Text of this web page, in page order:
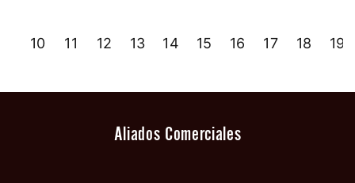
10 11 12 13 14 15 16 17 18 19
Aliados Comerciales